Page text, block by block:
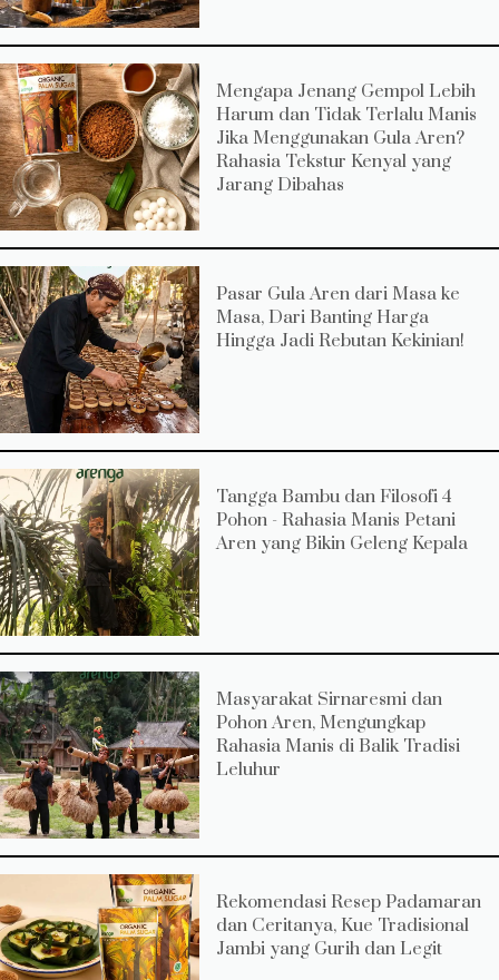
Mengapa Jenang Gempol Lebih
Harum dan Tidak Terlalu Manis
Jika Menggunakan Gula Aren?
Rahasia Tekstur Kenyal yang
Jarang Dibahas
Pasar Gula Aren dari Masa ke
Masa, Dari Banting Harga
Hingga Jadi Rebutan Kekinian!
Tangga Bambu dan Filosofi 4
Pohon - Rahasia Manis Petani
Aren yang Bikin Geleng Kepala
Masyarakat Sirnaresmi dan
Pohon Aren, Mengungkap
Rahasia Manis di Balik Tradisi
Leluhur
Rekomendasi Resep Padamaran
dan Ceritanya, Kue Tradisional
Jambi yang Gurih dan Legit